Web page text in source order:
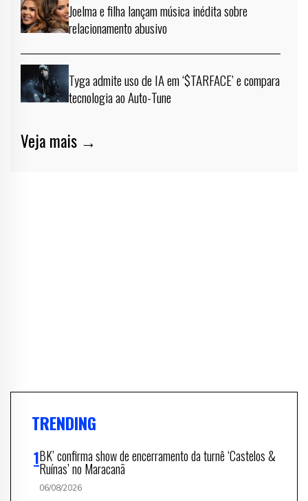
Joelma e filha lançam música inédita sobre
relacionamento abusivo
Tyga admite uso de IA em ‘$TARFACE’ e compara
tecnologia ao Auto-Tune
Veja mais →
TRENDING
BK’ confirma show de encerramento da turnê ‘Castelos &
Ruínas’ no Maracanã
06/08/2026